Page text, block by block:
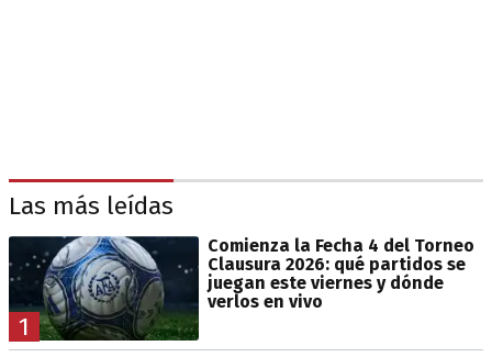
Las más leídas
1
Comienza la Fecha 4 del Torneo
Clausura 2026: qué partidos se
juegan este viernes y dónde
verlos en vivo